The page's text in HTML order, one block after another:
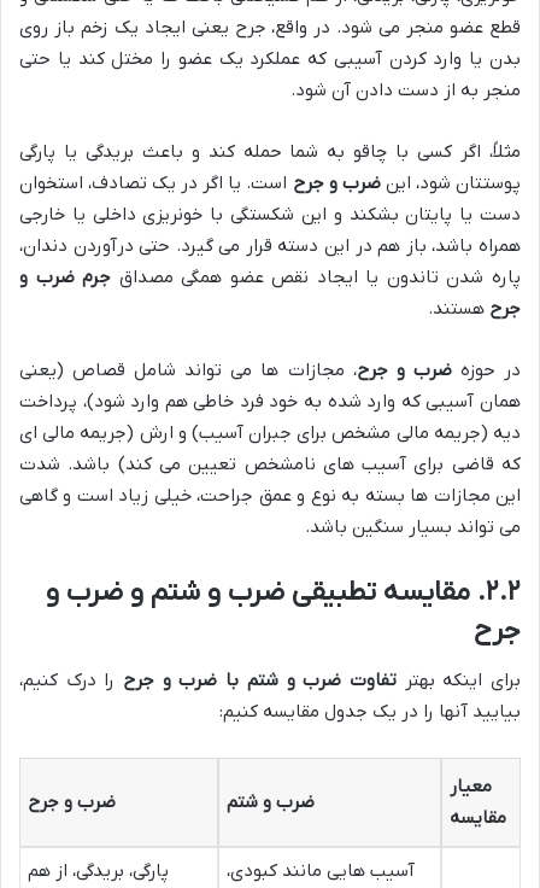
قطع عضو منجر می شود. در واقع، جرح یعنی ایجاد یک زخم باز روی
بدن یا وارد کردن آسیبی که عملکرد یک عضو را مختل کند یا حتی
منجر به از دست دادن آن شود.
مثلاً، اگر کسی با چاقو به شما حمله کند و باعث بریدگی یا پارگی
پوستتان شود، اینضرب و جرح است. یا اگر در یک تصادف، استخوان
دست یا پایتان بشکند و این شکستگی با خونریزی داخلی یا خارجی
همراه باشد، باز هم در این دسته قرار می گیرد. حتی درآوردن دندان،
پاره شدن تاندون یا ایجاد نقص عضو همگی مصداق جرم ضرب و
جرح هستند.
در حوزهضرب و جرح، مجازات ها می تواند شامل قصاص (یعنی
همان آسیبی که وارد شده به خود فرد خاطی هم وارد شود)، پرداخت
دیه (جریمه مالی مشخص برای جبران آسیب) و ارش (جریمه مالی ای
که قاضی برای آسیب های نامشخص تعیین می کند) باشد. شدت
این مجازات ها بسته به نوع و عمق جراحت، خیلی زیاد است و گاهی
می تواند بسیار سنگین باشد.
۲.۲. مقایسه تطبیقی ضرب و شتم و ضرب و
جرح
برای اینکه بهترتفاوت ضرب و شتم با ضرب و جرح را درک کنیم،
بیایید آنها را در یک جدول مقایسه کنیم:
معیار
مقایسه
ضرب و شتم ضرب و جرح
آسیب هایی مانند کبودی،
پارگی، بریدگی، از هم